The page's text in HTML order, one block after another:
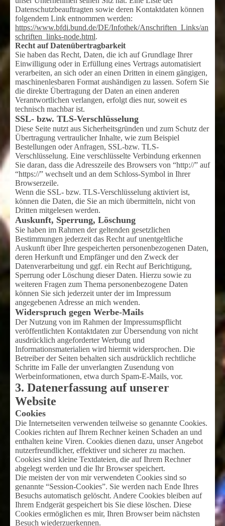
Datenschutzbeauftragten sowie deren Kontaktdaten können
folgendem Link entnommen werden:
https://www.bfdi.bund.de/DE/Infothek/Anschriften_Links/an
schriften_links-node.html.
Recht auf Datenübertragbarkeit
Sie haben das Recht, Daten, die ich auf Grundlage Ihrer
Einwilligung oder in Erfüllung eines Vertrags automatisiert
verarbeiten, an sich oder an einen Dritten in einem gängigen,
maschinenlesbaren Format aushändigen zu lassen. Sofern Sie
die direkte Übertragung der Daten an einen anderen
Verantwortlichen verlangen, erfolgt dies nur, soweit es
technisch machbar ist.
SSL- bzw. TLS-Verschlüsselung
Diese Seite nutzt aus Sicherheitsgründen und zum Schutz der
Übertragung vertraulicher Inhalte, wie zum Beispiel
Bestellungen oder Anfragen, SSL-bzw. TLS-
Verschlüsselung. Eine verschlüsselte Verbindung erkennen
Sie daran, dass die Adresszeile des Browsers von “http://” auf
“https://” wechselt und an dem Schloss-Symbol in Ihrer
Browserzeile.
Wenn die SSL- bzw. TLS-Verschlüsselung aktiviert ist,
können die Daten, die Sie an mich übermitteln, nicht von
Dritten mitgelesen werden.
Auskunft, Sperrung, Löschung
Sie haben im Rahmen der geltenden gesetzlichen
Bestimmungen jederzeit das Recht auf unentgeltliche
Auskunft über Ihre gespeicherten personenbezogenen Daten,
deren Herkunft und Empfänger und den Zweck der
Datenverarbeitung und ggf. ein Recht auf Berichtigung,
Sperrung oder Löschung dieser Daten. Hierzu sowie zu
weiteren Fragen zum Thema personenbezogene Daten
können Sie sich jederzeit unter der im Impressum
angegebenen Adresse an mich wenden.
Widerspruch gegen Werbe-Mails
Der Nutzung von im Rahmen der Impressumspflicht
veröffentlichten Kontaktdaten zur Übersendung von nicht
ausdrücklich angeforderter Werbung und
Informationsmaterialien wird hiermit widersprochen. Die
Betreiber der Seiten behalten sich ausdrücklich rechtliche
Schritte im Falle der unverlangten Zusendung von
Werbeinformationen, etwa durch Spam-E-Mails, vor.
3. Datenerfassung auf unserer
Website
Cookies
Die Internetseiten verwenden teilweise so genannte Cookies.
Cookies richten auf Ihrem Rechner keinen Schaden an und
enthalten keine Viren. Cookies dienen dazu, unser Angebot
nutzerfreundlicher, effektiver und sicherer zu machen.
Cookies sind kleine Textdateien, die auf Ihrem Rechner
abgelegt werden und die Ihr Browser speichert.
Die meisten der von mir verwendeten Cookies sind so
genannte “Session-Cookies”. Sie werden nach Ende Ihres
Besuchs automatisch gelöscht. Andere Cookies bleiben auf
Ihrem Endgerät gespeichert bis Sie diese löschen. Diese
Cookies ermöglichen es mir, Ihren Browser beim nächsten
Besuch wiederzuerkennen.